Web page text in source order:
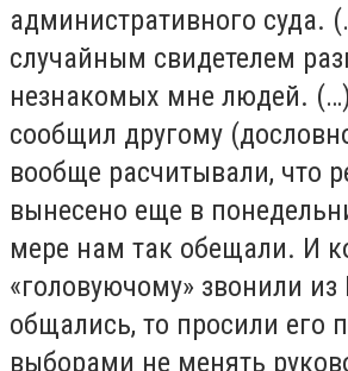
административного суда.
случайным свидетелем
незнакомых мне людей.
сообщил другому
вообще расчитывали, что
вынесено еще в
мере нам так обещали. И
«головуючому» звонили из
общались, то просили его
выборами не менять